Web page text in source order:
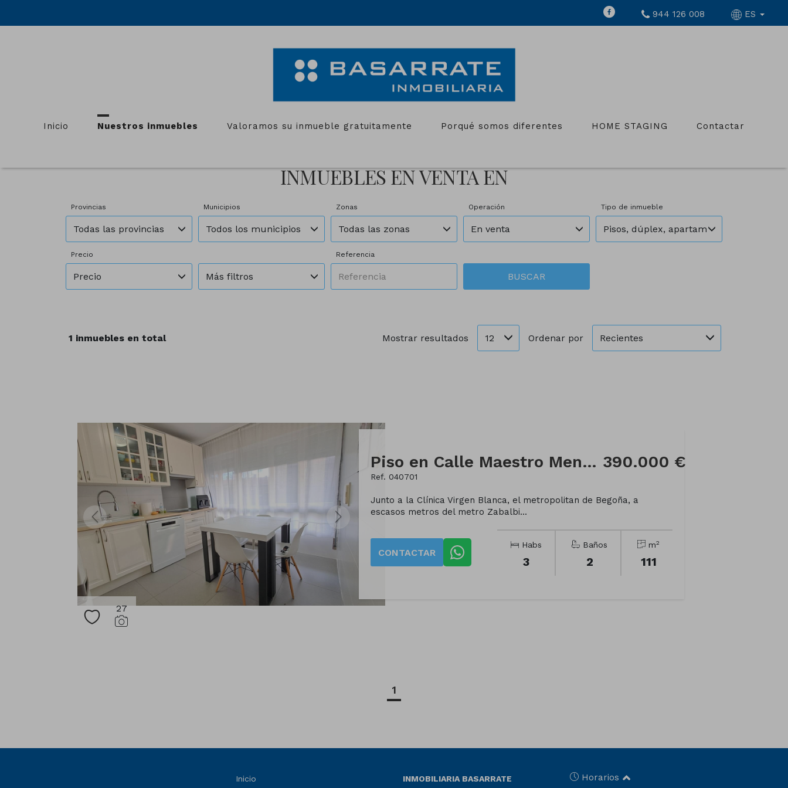
944 126 008 ES
Inicio Nuestros inmuebles Valoramos su inmueble gratuitamente Porqué somos diferentes HOME STAGING Contactar
INMUEBLES EN VENTA EN
Provincias
Todas las provincias
Municipios
Todos los municipios
Zonas
Todas las zonas
Operación
En venta
Tipo de inmueble
Pisos, dúplex, apartamentos, áticos
Precio
Precio Más filtros
Referencia
BUSCAR
1 inmuebles en total Mostrar resultados 12 Ordenar por Recientes
27
Piso en Calle Maestro Mendiri
Ref. 040701
390.000 €
Junto a la Clínica Virgen Blanca, el metropolitan de Begoña, a
escasos metros del metro Zabalbi...
CONTACTAR
Habs
3
Baños
2
m2
111
1
Inicio INMOBILIARIA BASARRATE Horarios